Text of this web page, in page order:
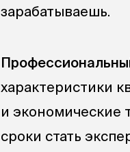
зарабатываешь.
характеристики
и экономические
сроки стать